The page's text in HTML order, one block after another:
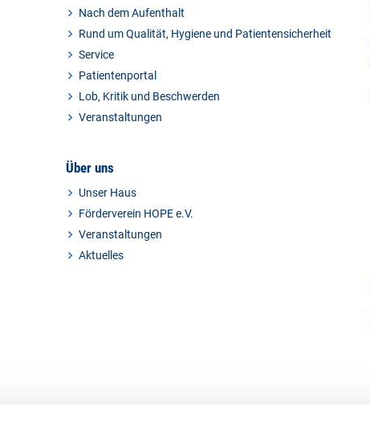
Nach dem Aufenthalt
Rund um Qualität, Hygiene und Patientensicherheit
Service
Patientenportal
Lob, Kritik und Beschwerden
Veranstaltungen
Über uns
Unser Haus
Förderverein HOPE e.V.
Veranstaltungen
Aktuelles